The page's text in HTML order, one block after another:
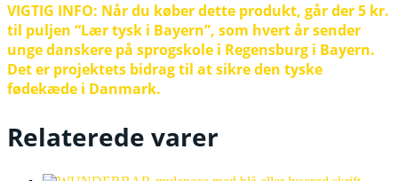
VIGTIG INFO: Når du køber dette produkt, går der 5 kr.
til puljen “Lær tysk i Bayern”, som hvert år sender
unge danskere på sprogskole i Regensburg i Bayern.
Det er projektets bidrag til at sikre den tyske
fødekæde i Danmark.
Relaterede varer